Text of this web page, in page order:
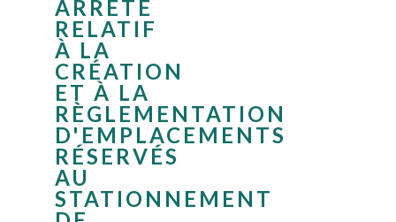
ARRÊTÉ
RELATIF
À LA
CRÉATION
ET À LA
RÈGLEMENTATION
D'EMPLACEMENTS
RÉSERVÉS
AU
STATIONNEMENT